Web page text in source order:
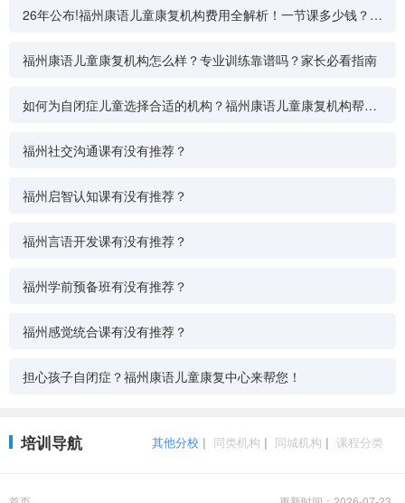
26年公布!福州康语儿童康复机构费用全解析！一节课多少钱？每
福州康语儿童康复机构怎么样？专业训练靠谱吗？家长必看指南
如何为自闭症儿童选择合适的机构？福州康语儿童康复机构帮您
福州社交沟通课有没有推荐？
福州启智认知课有没有推荐？
福州言语开发课有没有推荐？
福州学前预备班有没有推荐？
福州感觉统合课有没有推荐？
担心孩子自闭症？福州康语儿童康复中心来帮您！
其他分校 | 同类机构 | 同城机构 | 课程分类
培训导航